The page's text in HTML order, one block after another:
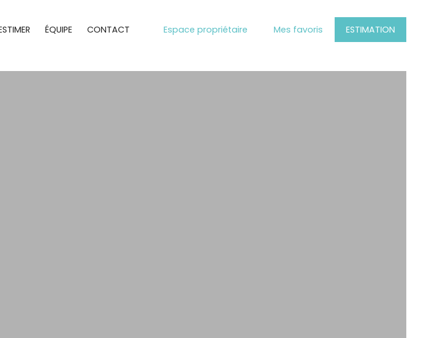
ÉQUIPE CONTACT Espace propriétaire Mes favoris ESTIMATION